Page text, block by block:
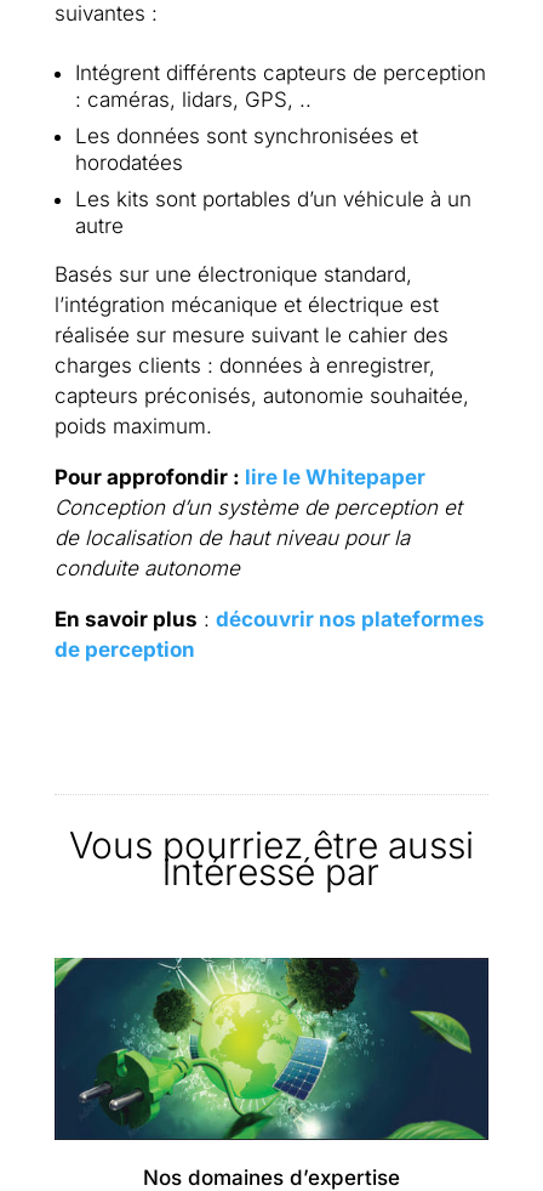
suivantes :
Intégrent différents capteurs de perception
: caméras, lidars, GPS, ..
Les données sont synchronisées et
horodatées
Les kits sont portables d’un véhicule à un
autre
Basés sur une électronique standard,
l’intégration mécanique et électrique est
réalisée sur mesure suivant le cahier des
charges clients : données à enregistrer,
capteurs préconisés, autonomie souhaitée,
poids maximum.
Pour approfondir : lire le Whitepaper
Conception d’un système de perception et
de localisation de haut niveau pour la
conduite autonome
En savoir plus : découvrir nos plateformes
de perception
Vous pourriez être aussi
intéressé par
Nos domaines d’expertise